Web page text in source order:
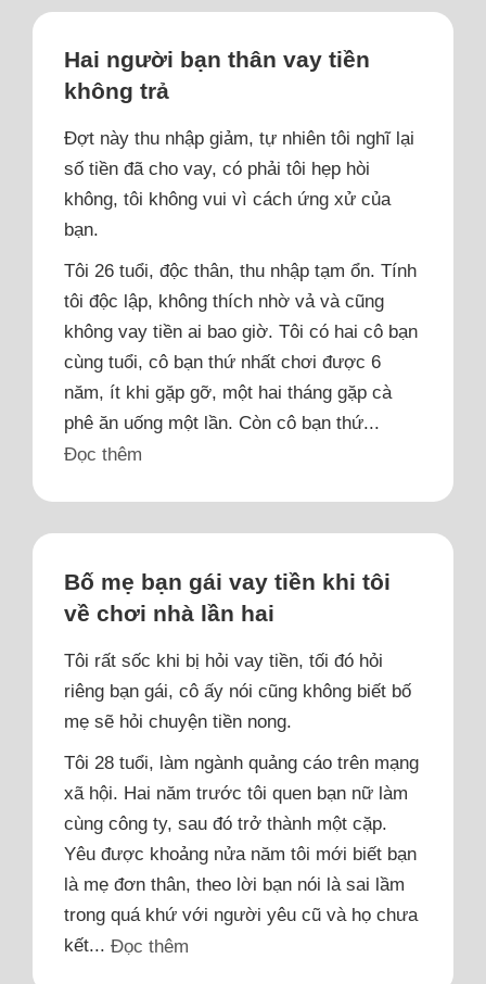
Hai người bạn thân vay tiền
không trả
Đợt này thu nhập giảm, tự nhiên tôi nghĩ lại
số tiền đã cho vay, có phải tôi hẹp hòi
không, tôi không vui vì cách ứng xử của
bạn.
Tôi 26 tuổi, độc thân, thu nhập tạm ổn. Tính
tôi độc lập, không thích nhờ vả và cũng
không vay tiền ai bao giờ. Tôi có hai cô bạn
cùng tuổi, cô bạn thứ nhất chơi được 6
năm, ít khi gặp gỡ, một hai tháng gặp cà
phê ăn uống một lần. Còn cô bạn thứ...
Đọc thêm
Bố mẹ bạn gái vay tiền khi tôi
về chơi nhà lần hai
Tôi rất sốc khi bị hỏi vay tiền, tối đó hỏi
riêng bạn gái, cô ấy nói cũng không biết bố
mẹ sẽ hỏi chuyện tiền nong.
Tôi 28 tuổi, làm ngành quảng cáo trên mạng
xã hội. Hai năm trước tôi quen bạn nữ làm
cùng công ty, sau đó trở thành một cặp.
Yêu được khoảng nửa năm tôi mới biết bạn
là mẹ đơn thân, theo lời bạn nói là sai lầm
trong quá khứ với người yêu cũ và họ chưa
kết...Đọc thêm